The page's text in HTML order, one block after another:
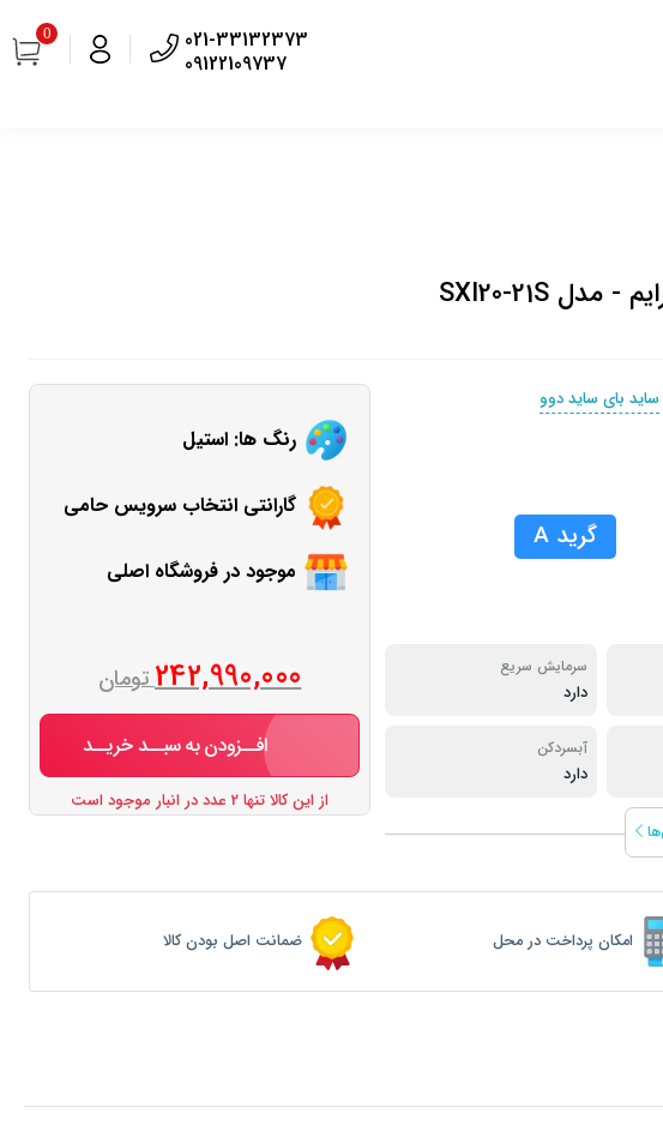
021-33132373
09122109737
0
ساید بای ساید دوو
گرید A
سرمایش سریع
دارد
آبسردکن
دارد
رنگ ها: استیل
گارانتی انتخاب سرویس حامی
موجود در فروشگاه اصلی
242,990,000تومان
افــزودن به سبــد خریــد
از این کالا تنها 2 عدد در انبار موجود است
امکان پرداخت در محل ضمانت اصل بودن کالا